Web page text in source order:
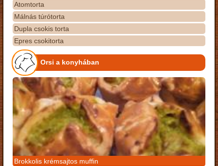
Atomtorta
Málnás túrótorta
Dupla csokis torta
Epres csokitorta
Orsi a konyhában
Brokkolis krémsajtos muffin